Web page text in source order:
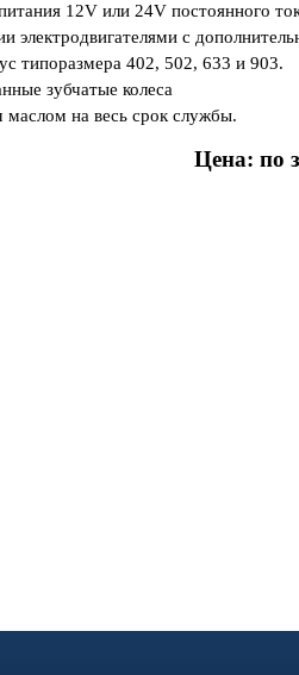
12V или 24V постоянного
электродвигателями с
типоразмера 402, 502, 633 и 903.
зубчатые колеса
маслом на весь срок службы.
Цена: по